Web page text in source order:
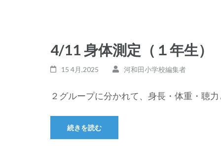
4/11 身体測定（１年生）
15 4月,2025 河和田小学校編集者
２グループに分かれて、身長・体重・聴
続きを読む